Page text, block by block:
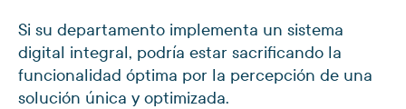
Si su departamento implementa un sistema
digital integral, podría estar sacrificando la
funcionalidad óptima por la percepción de una
solución única y optimizada.